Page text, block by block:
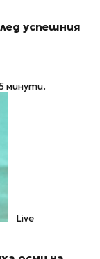
успешния
минути.
Live